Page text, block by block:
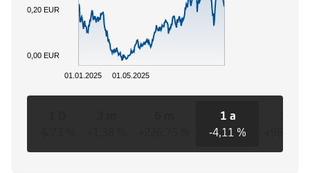
01.01.2025 01.05.2025
0,00 EUR
0,20 EUR
1 a
-4,11 %